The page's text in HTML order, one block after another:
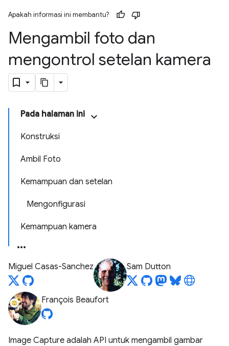
Apakah informasi ini membantu?
Mengambil foto dan
mengontrol setelan kamera
Pada halaman ini
Konstruksi
Ambil Foto
Kemampuan dan setelan
Mengonfigurasi
Kemampuan kamera
Miguel Casas-Sanchez Sam Dutton
François Beaufort
Image Capture adalah API untuk mengambil gambar